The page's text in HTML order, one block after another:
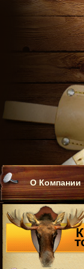
О Компании